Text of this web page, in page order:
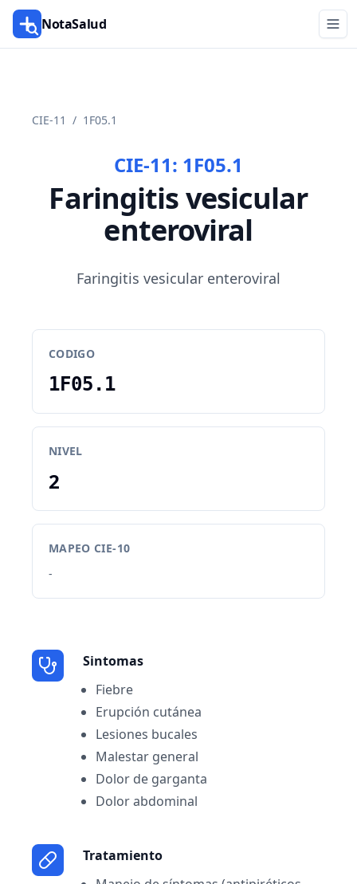
NotaSalud
CIE-11 / 1F05.1
CIE-11: 1F05.1
Faringitis vesicular
enteroviral
Faringitis vesicular enteroviral
CODIGO
1F05.1
NIVEL
2
MAPEO CIE-10
-
Sintomas
Fiebre
Erupción cutánea
Lesiones bucales
Malestar general
Dolor de garganta
Dolor abdominal
Tratamiento